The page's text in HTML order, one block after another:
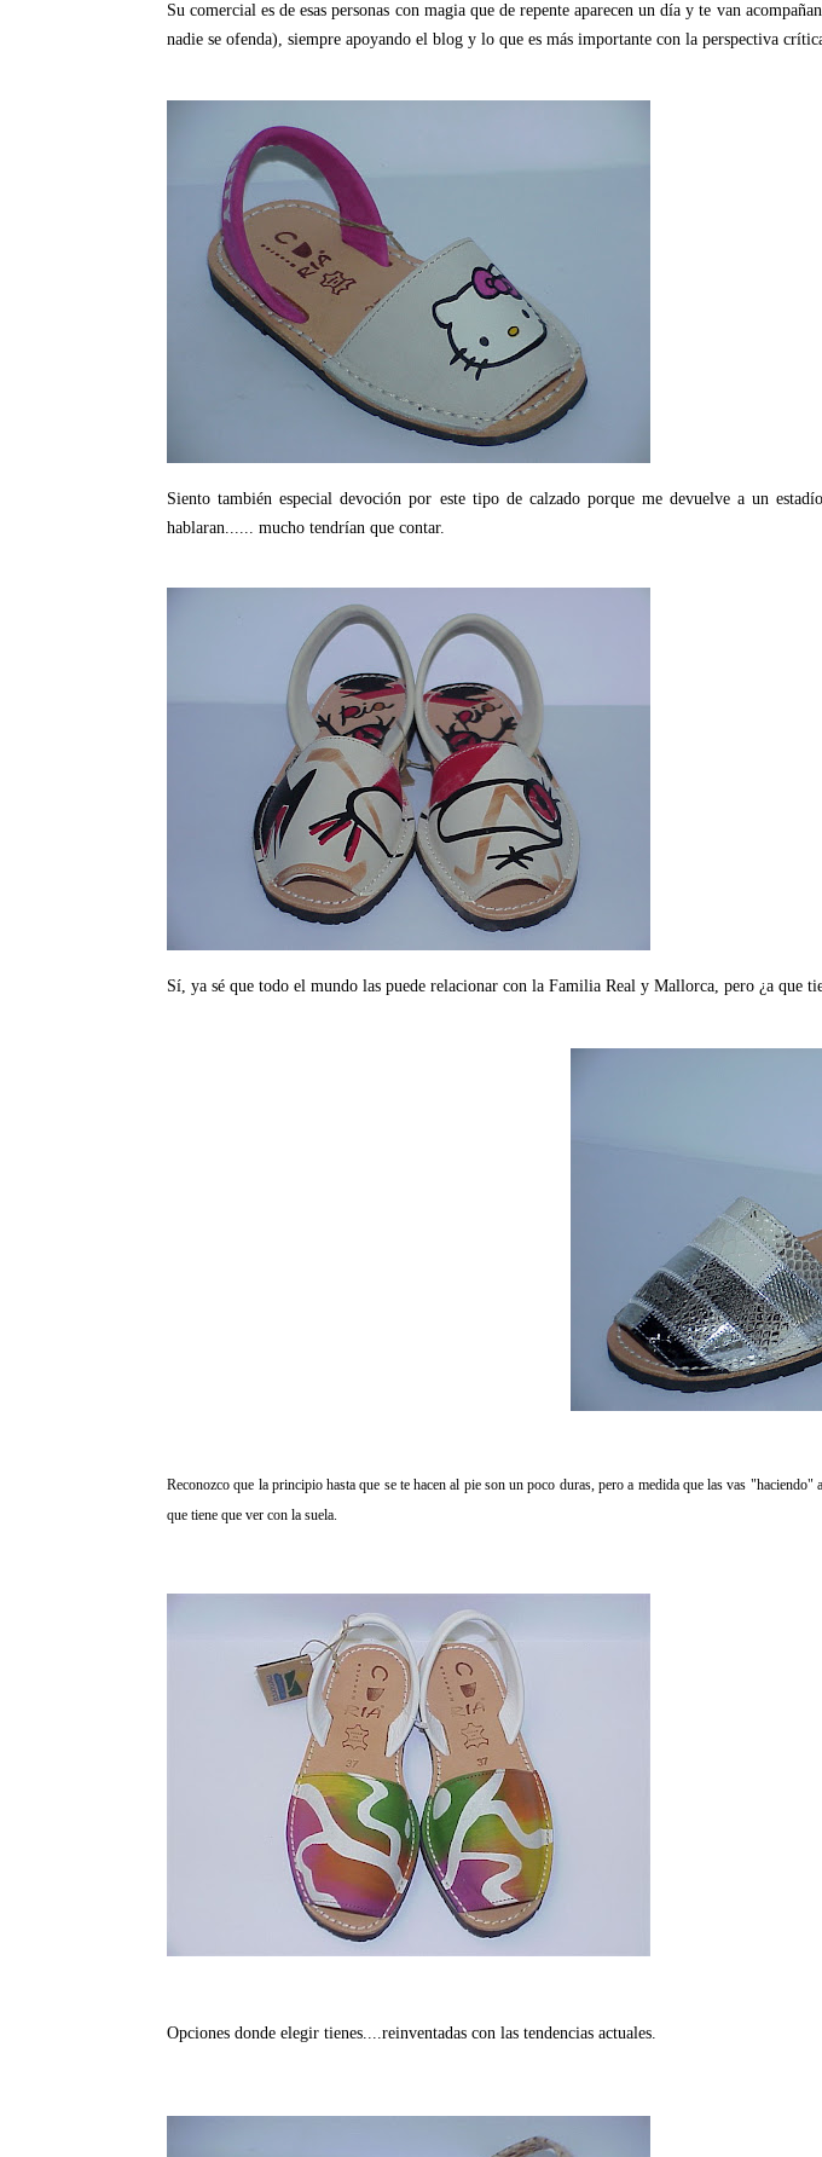
Su comercial es de esas personas con magia que de repente aparecen un día y te van
nadie se ofenda), siempre apoyando el blog y lo que es más importante con la perspectiva
Siento también especial devoción por este tipo de calzado porque me devuelve a un
hablaran...... mucho tendrían que contar.
Sí, ya sé que todo el mundo las puede relacionar con la Familia Real y Mallorca, pero ¿a que
Reconozco que la principio hasta que se te hacen al pie son un poco duras, pero a medida que las vas
que tiene que ver con la suela.
Opciones donde elegir tienes....reinventadas con las tendencias actuales.